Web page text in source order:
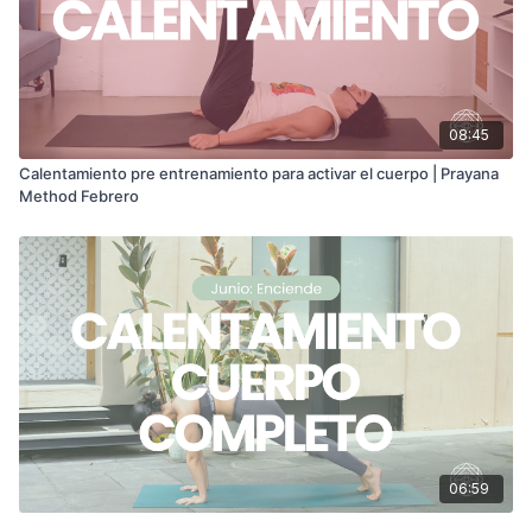
08:45
Calentamiento pre entrenamiento para activar el cuerpo | Prayana
Method Febrero
06:59